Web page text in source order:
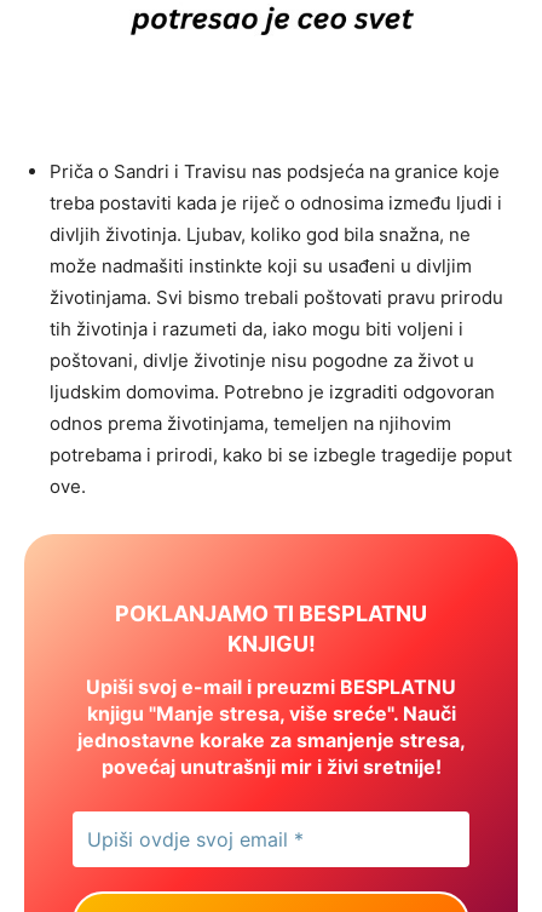
Priča o Sandri i Travisu nas podsjeća na granice koje
treba postaviti kada je riječ o odnosima između ljudi i
divljih životinja. Ljubav, koliko god bila snažna, ne
može nadmašiti instinkte koji su usađeni u divljim
životinjama. Svi bismo trebali poštovati pravu prirodu
tih životinja i razumeti da, iako mogu biti voljeni i
poštovani, divlje životinje nisu pogodne za život u
ljudskim domovima. Potrebno je izgraditi odgovoran
odnos prema životinjama, temeljen na njihovim
potrebama i prirodi, kako bi se izbegle tragedije poput
ove.
POKLANJAMO TI BESPLATNU
KNJIGU!
Upiši svoj e-mail i preuzmi BESPLATNU
knjigu "Manje stresa, više sreće". Nauči
jednostavne korake za smanjenje stresa,
povećaj unutrašnji mir i živi sretnije!